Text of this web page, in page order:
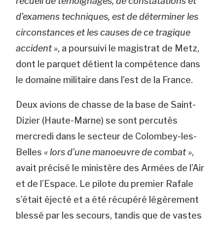
d’examens techniques, est de déterminer les
circonstances et les causes de ce tragique
accident », a poursuivi le magistrat de Metz,
dont le parquet détient la compétence dans
le domaine militaire dans l’est de la France.
Deux avions de chasse de la base de Saint-
Dizier (Haute-Marne) se sont percutés
mercredi dans le secteur de Colombey-les-
Belles« lors d’une manoeuvre de combat »,
avait précisé le ministère des Armées de l’Air
et de l’Espace. Le pilote du premier Rafale
s’était éjecté et a été récupéré légèrement
blessé par les secours, tandis que de vastes